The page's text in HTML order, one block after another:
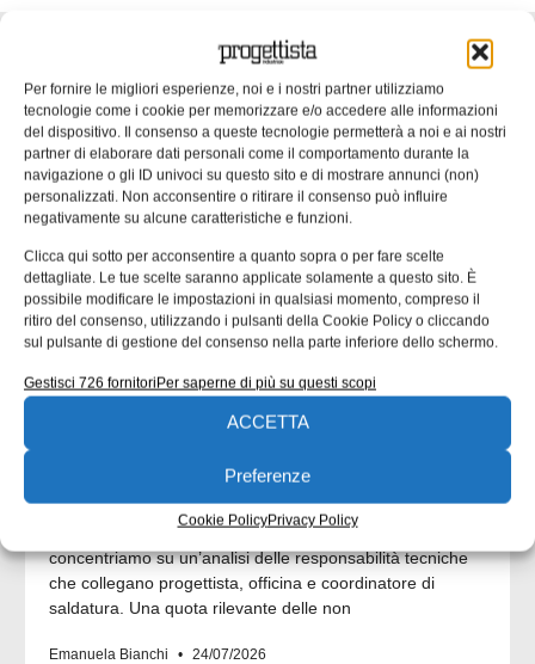
Per fornire le migliori esperienze, noi e i nostri partner utilizziamo
tecnologie come i cookie per memorizzare e/o accedere alle informazioni
del dispositivo. Il consenso a queste tecnologie permetterà a noi e ai nostri
partner di elaborare dati personali come il comportamento durante la
navigazione o gli ID univoci su questo sito e di mostrare annunci (non)
personalizzati. Non acconsentire o ritirare il consenso può influire
negativamente su alcune caratteristiche e funzioni.
Clicca qui sotto per acconsentire a quanto sopra o per fare scelte
dettagliate. Le tue scelte saranno applicate solamente a questo sito. È
possibile modificare le impostazioni in qualsiasi momento, compreso il
ritiro del consenso, utilizzando i pulsanti della Cookie Policy o cliccando
sul pulsante di gestione del consenso nella parte inferiore dello schermo.
Gestisci 726 fornitoriPer saperne di più su questi scopi
ACCETTA
Preferenze
Cookie PolicyPrivacy Policy
ARTICOLI CORRELATI
QUADERNI DI PROGETTAZIONE
UNI EN 1090: il punto di contatto tra
Molte non conformità nascono da informazioni incomplete
o ambigue negli elaborati progettuali. nella seconda parte
dell’approfondimento inaugurato un mese fa ci
concentriamo su un’analisi delle responsabilità tecniche
che collegano progettista, officina e coordinatore di
saldatura. Una quota rilevante delle non
Emanuela Bianchi 24/07/2026